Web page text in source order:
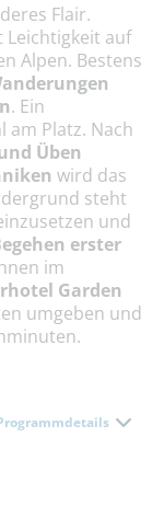
Flair.
auf
Alpen. Bestens
. Ein
am Platz. Nach
Üben
wird das
steht
und
erster
im
Garden
umgeben und